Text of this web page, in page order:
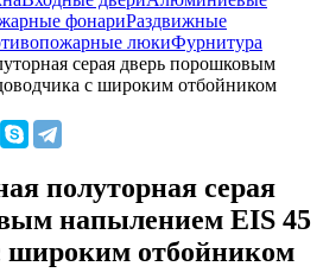
фонариРаздвижные
люкиФурнитура
серая дверь порошковым
с широким отбойником
полуторная серая
напылением EIS 45
широким отбойником